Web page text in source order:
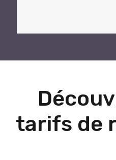
tarifs de